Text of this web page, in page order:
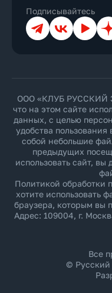
Подписывайтесь
ТелеграмВКонтакте
YouTube
ООО «КЛУБ РУССКИЙ
что на этом сайте
данных, с целью
удобства
собой небольшие
предыдущих
использовать сайт, вы
Политикой обработки
хотите использовать
браузера, которым вы
Адрес: 109004, г.
Все
© Русский